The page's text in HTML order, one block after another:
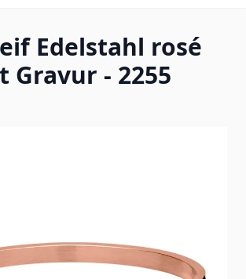
Edelstahl rosé
Gravur - 2255